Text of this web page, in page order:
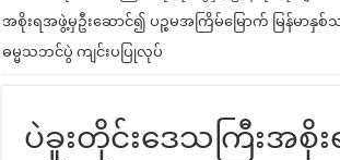
အစိုးရအဖွဲ့မှဦးဆောင်၍ ပဉ္စမအကြိမ်မြောက် မြန်မာ
ဓမ္မသဘင်ပွဲ ကျင်းပပြုလုပ်
ပဲခူးတိုင်းဒေသကြီးအစို